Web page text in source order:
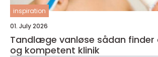
inspiration
01. July 2026
Tandlæge vanløse sådan finder du en tryg
og kompetent klinik